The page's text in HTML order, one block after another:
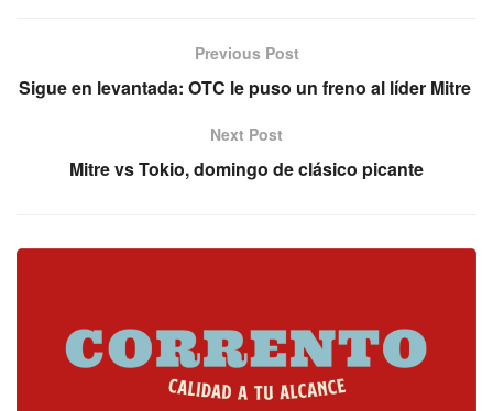
Previous Post
Sigue en levantada: OTC le puso un freno al líder Mitre
Next Post
Mitre vs Tokio, domingo de clásico picante